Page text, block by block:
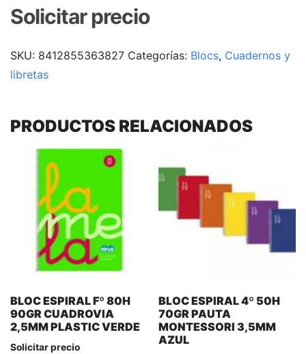
Solicitar precio
SKU: 8412855363827 Categorías: Blocs, Cuadernos y
libretas
PRODUCTOS RELACIONADOS
BLOC ESPIRAL Fº 80H
90GR CUADROVIA
2,5MM PLASTIC VERDE
Solicitar precio
BLOC ESPIRAL 4º 50H
70GR PAUTA
MONTESSORI 3,5MM
AZUL